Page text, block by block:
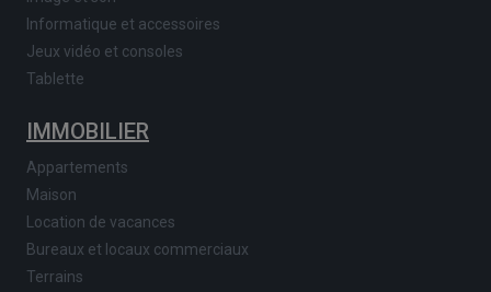
Informatique et accessoires
Jeux vidéo et consoles
Tablette
IMMOBILIER
Appartements
Maison
Location de vacances
Bureaux et locaux commerciaux
Terrains